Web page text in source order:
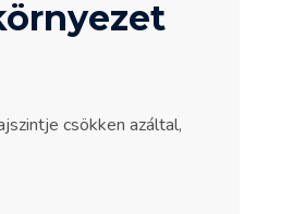
csökken azáltal,